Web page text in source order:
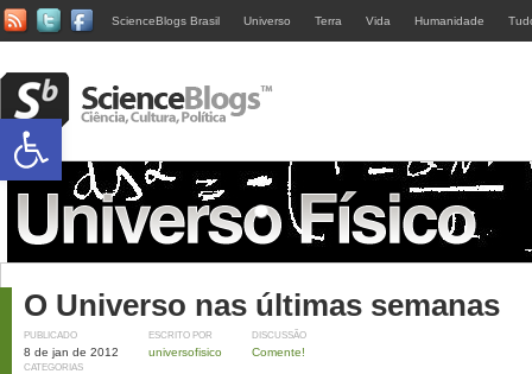
ScienceBlogs Brasil Universo Terra Vida Humanidade
O Universo nas últimas semanas
PUBLICADO
8 de jan de 2012
ESCRITO POR
universofisico
DISCUSSÃO
Comente!
CATEGORIAS
Abrir a barra de ferramentas